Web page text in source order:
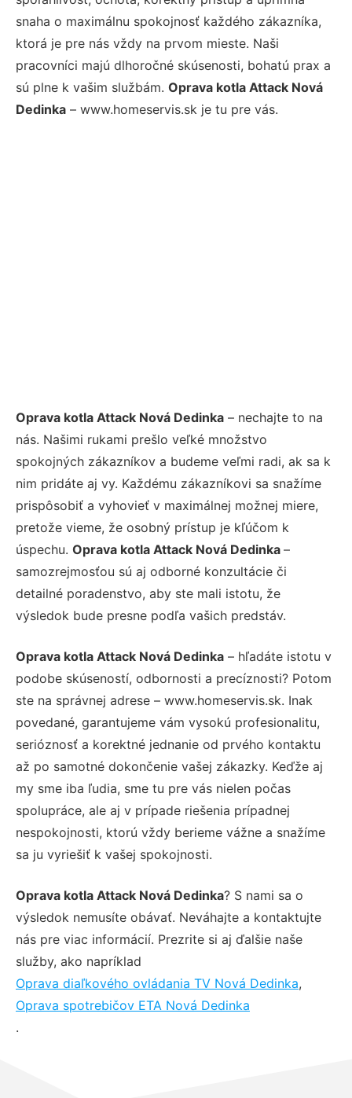
snaha o maximálnu spokojnosť každého zákazníka,
ktorá je pre nás vždy na prvom mieste. Naši
pracovníci majú dlhoročné skúsenosti, bohatú prax a
sú plne k vašim službám. Oprava kotla Attack Nová
Dedinka – www.homeservis.sk je tu pre vás.
Oprava kotla Attack Nová Dedinka – nechajte to na
nás. Našimi rukami prešlo veľké množstvo
spokojných zákazníkov a budeme veľmi radi, ak sa k
nim pridáte aj vy. Každému zákazníkovi sa snažíme
prispôsobiť a vyhovieť v maximálnej možnej miere,
pretože vieme, že osobný prístup je kľúčom k
úspechu. Oprava kotla Attack Nová Dedinka –
samozrejmosťou sú aj odborné konzultácie či
detailné poradenstvo, aby ste mali istotu, že
výsledok bude presne podľa vašich predstáv.
Oprava kotla Attack Nová Dedinka – hľadáte istotu v
podobe skúseností, odbornosti a precíznosti? Potom
ste na správnej adrese – www.homeservis.sk. Inak
povedané, garantujeme vám vysokú profesionalitu,
serióznosť a korektné jednanie od prvého kontaktu
až po samotné dokončenie vašej zákazky. Keďže aj
my sme iba ľudia, sme tu pre vás nielen počas
spolupráce, ale aj v prípade riešenia prípadnej
nespokojnosti, ktorú vždy berieme vážne a snažíme
sa ju vyriešiť k vašej spokojnosti.
Oprava kotla Attack Nová Dedinka? S nami sa o
výsledok nemusíte obávať. Neváhajte a kontaktujte
nás pre viac informácií. Prezrite si aj ďalšie naše
služby, ako napríklad
Oprava diaľkového ovládania TV Nová Dedinka,
Oprava spotrebičov ETA Nová Dedinka
.